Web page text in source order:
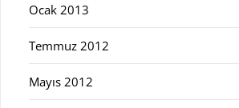
Ocak 2013
Temmuz 2012
Mayıs 2012